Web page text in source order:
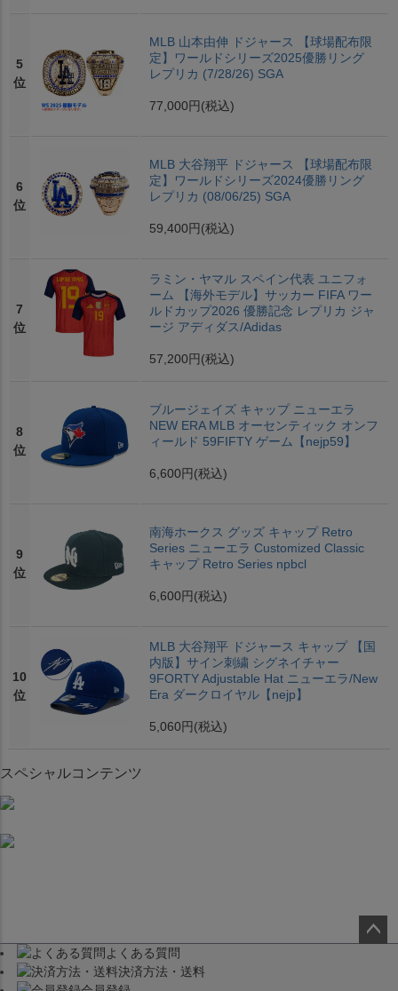
5
位
MLB 山本由伸 ドジャース 【球場配布限
定】ワールドシリーズ2025優勝リング
レプリカ (7/28/26) SGA
77,000円 (税込)
6
位
MLB 大谷翔平 ドジャース 【球場配布限
定】ワールドシリーズ2024優勝リング
レプリカ (08/06/25) SGA
59,400円 (税込)
7
位
ラミン・ヤマル スペイン代表 ユニフォ
ーム 【海外モデル】サッカー FIFA ワー
ルドカップ2026 優勝記念 レプリカ ジャ
ージ アディダス/Adidas
57,200円 (税込)
8
位
ブルージェイズ キャップ ニューエラ
NEW ERA MLB オーセンティック オンフ
ィールド 59FIFTY ゲーム【nejp59】
6,600円 (税込)
9
位
南海ホークス グッズ キャップ Retro
Series ニューエラ Customized Classic
キャップ Retro Series npbcl
6,600円 (税込)
10
位
MLB 大谷翔平 ドジャース キャップ 【国
内版】サイン刺繍 シグネイチャー
9FORTY Adjustable Hat ニューエラ/New
Era ダークロイヤル【nejp】
5,060円 (税込)
スペシャルコンテンツ
よくある質問
決済方法・送料